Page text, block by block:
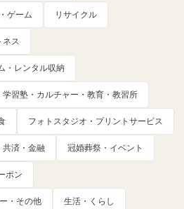
ゲーム リサイクル
ス
・レンタル収納
学習塾・カルチャー・教育・教習所
フォトスタジオ・プリントサービス
共済・金融 冠婚葬祭・イベント
ポン
・その他 生活・くらし